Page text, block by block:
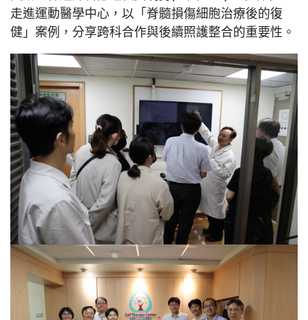
走進運動醫學中心，以「脊髓損傷細胞治療後的復
健」案例，分享跨科合作與後續照護整合的重要性。